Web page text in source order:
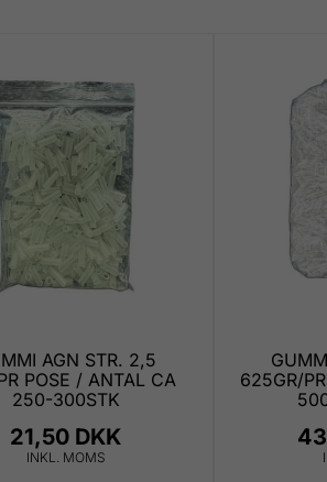
AGN STR. 2,5
POSE / ANTAL CA
250-300STK
21,50 DKK
INKL. MOMS
625GR/